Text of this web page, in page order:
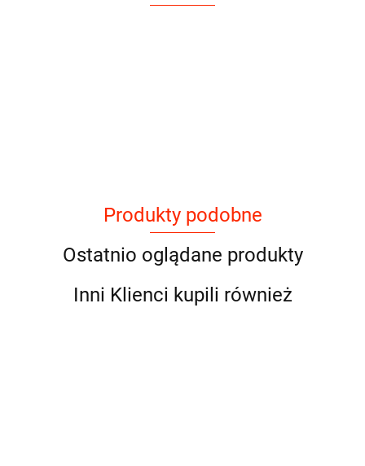
Produkty podobne
Ostatnio oglądane produkty
Inni Klienci kupili również